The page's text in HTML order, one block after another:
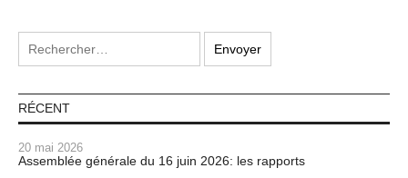
RÉCENT
20 mai 2026
Assemblée générale du 16 juin 2026: les rapports